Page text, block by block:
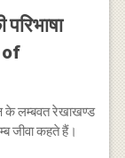
of
के लम्बवत रेखाखण्ड
जीवा कहते हैं।